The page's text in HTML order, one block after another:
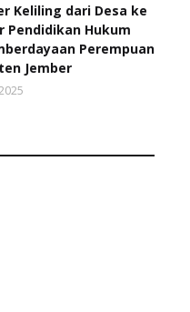
Keliling dari Desa ke
Pendidikan Hukum
Perempuan
Jember